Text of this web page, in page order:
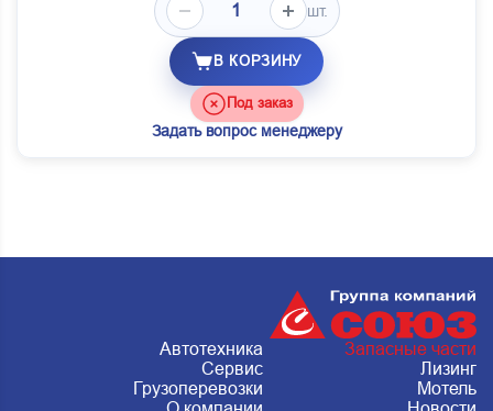
шт.
В КОРЗИНУ
Под заказ
Задать вопрос менеджеру
Автотехника
Запасные части
Сервис
Лизинг
Грузоперевозки
Мотель